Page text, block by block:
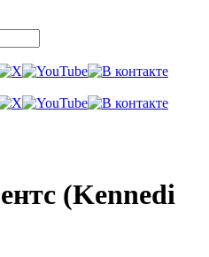
(Kennedi